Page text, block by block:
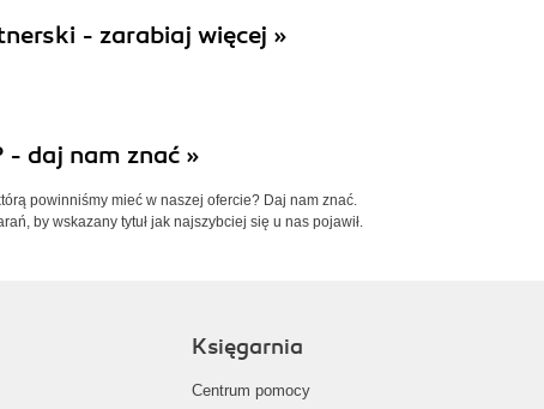
- zarabiaj więcej »
- daj nam znać »
powinniśmy mieć w naszej ofercie? Daj nam znać.
by wskazany tytuł jak najszybciej się u nas pojawił.
Księgarnia
Centrum pomocy